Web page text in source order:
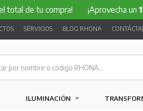
tu compra! ¡Aprovecha un10% de
SERVICIOS BLOG RHONA
ILUMINACIÓN